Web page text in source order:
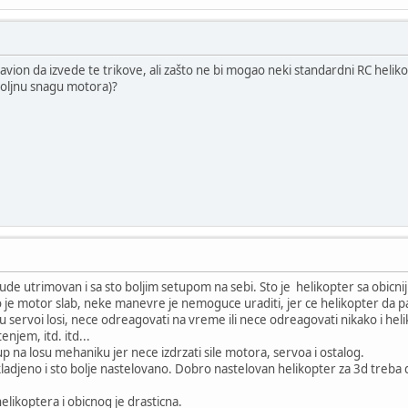
da izvede te trikove, ali zašto ne bi mogao neki standardni RC
snagu motora)?
utrimovan i sa sto boljim setupom na sebi. Sto je helikopter sa
je motor slab, neke manevre je nemoguce uraditi, jer ce helikopter da
servoi losi, nece odreagovati na vreme ili nece odreagovati nikako i
itd. itd...
na losu mehaniku jer nece izdrzati sile motora, servoa i ostalog.
i sto bolje nastelovano. Dobro nastelovan helikopter za 3d
i obicnog je drasticna.